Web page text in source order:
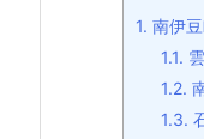
1. 南伊
1.1.
1.2.
1.3.